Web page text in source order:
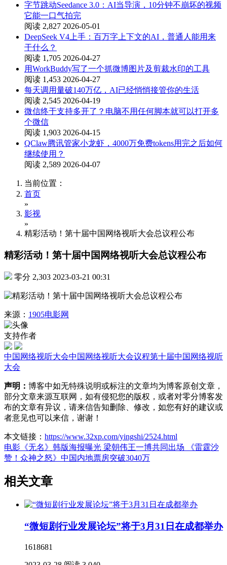
字节跳动Seedance 3.0：AI当导演，10分钟不崩坏的视频
它能一口气拍完
阅读 2,827 2026-05-01
DeepSeek V4上手：百万字上下文的AI，普通人能用来
干什么？
阅读 1,705 2026-04-27
用WorkBuddy写了一个抓微博图片及剪裁水印的工具
阅读 1,453 2026-04-27
每天调用量破140万亿，AI已经悄悄接管你的生活
阅读 2,545 2026-04-19
微信终于支持多开了？电脑不用任何脚本就可以打开多
个微信
阅读 1,903 2026-04-15
QClaw腾讯管家小龙虾，4000万免费tokens用完之后如何
继续使用？
阅读 2,589 2026-04-07
当前位置：
首页
»
影视
»
精彩活动！第十届中国网络视听大会总议程公布
精彩活动！第十届中国网络视听大会总议程公布
零分 2,303 2023-03-21 00:31
来源： 1905电影网
支持作者
中国网络视听大会中国网络视听大会议程第十届中国网络视听
大会
声明： 博客中如无特殊说明或标注的文章均为博客原创文章，
部分文章来源互联网，如有侵犯您的版权，或者对零分博客发
布的文章有异议，请来信告知删除、修改，如您有好的建议或
者意见也可以来信，谢谢！
本文链接： https://www.32xp.com/yingshi/2524.html
电影《无名》韩版海报曝光 梁朝伟王一博共同出场
《雷霆沙
赞！众神之怒》中国内地票房突破3040万
相关文章
“微短剧行业发展论坛”将于3月31日在成都举办
1618681